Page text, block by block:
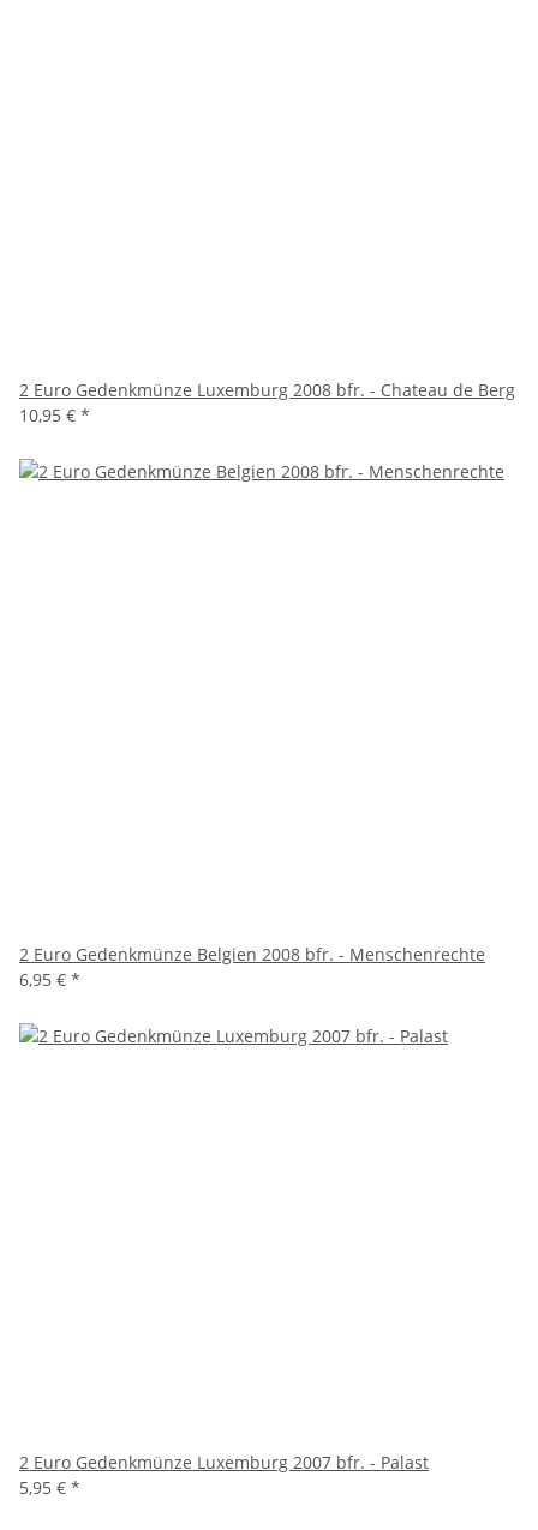
2 Euro Gedenkmünze Luxemburg 2008 bfr. - Chateau de Berg
10,95 € *
2 Euro Gedenkmünze Belgien 2008 bfr. - Menschenrechte
6,95 € *
2 Euro Gedenkmünze Luxemburg 2007 bfr. - Palast
5,95 € *